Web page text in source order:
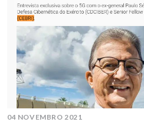
04 NOVEMBRO 2021